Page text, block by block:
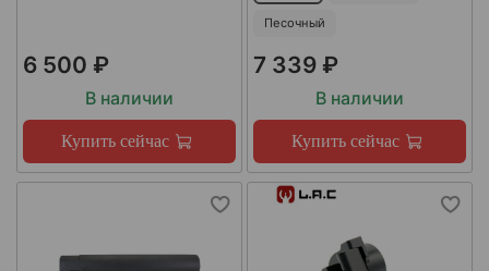
6 500 ₽
В наличии
Купить сейчас
Песочный
7 339 ₽
В наличии
Купить сейчас